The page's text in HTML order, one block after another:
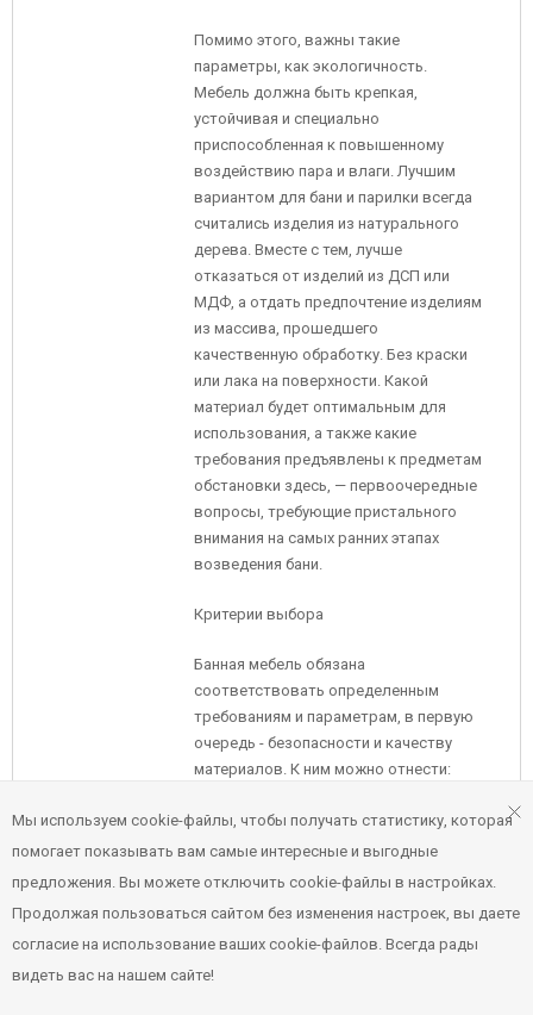
Помимо этого, важны такие
параметры, как экологичность.
Мебель должна быть крепкая,
устойчивая и специально
приспособленная к повышенному
воздействию пара и влаги. Лучшим
вариантом для бани и парилки всегда
считались изделия из натурального
дерева. Вместе с тем, лучше
отказаться от изделий из ДСП или
МДФ, а отдать предпочтение изделиям
из массива, прошедшего
качественную обработку. Без краски
или лака на поверхности. Какой
материал будет оптимальным для
использования, а также какие
требования предъявлены к предметам
обстановки здесь, — первоочередные
вопросы, требующие пристального
внимания на самых ранних этапах
возведения бани.
Критерии выбора
Банная мебель обязана
соответствовать определенным
требованиям и параметрам, в первую
очередь - безопасности и качеству
материалов. К ним можно отнести:
влагостойкость;
устойчивость к появлению грибка и
плесени;
достаточная проветриваемость, в
особенности это касается шкафов
Мы используем cookie-файлы, чтобы получать статистику, которая
помогает показывать вам самые интересные и выгодные
предложения. Вы можете отключить cookie-файлы в настройках.
Продолжая пользоваться сайтом без изменения настроек, вы даете
согласие на использование ваших cookie-файлов. Всегда рады
видеть вас на нашем сайте!